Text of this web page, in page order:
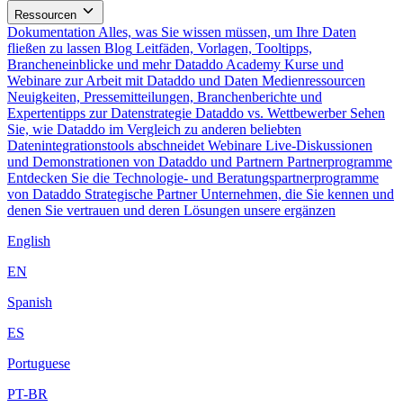
Ressourcen
Dokumentation Alles, was Sie wissen müssen, um Ihre Daten
fließen zu lassen Blog Leitfäden, Vorlagen, Tooltipps,
Brancheneinblicke und mehr Dataddo Academy Kurse und
Webinare zur Arbeit mit Dataddo und Daten Medienressourcen
Neuigkeiten, Pressemitteilungen, Branchenberichte und
Expertentipps zur Datenstrategie Dataddo vs. Wettbewerber Sehen
Sie, wie Dataddo im Vergleich zu anderen beliebten
Datenintegrationstools abschneidet Webinare Live-Diskussionen
und Demonstrationen von Dataddo und Partnern Partnerprogramme
Entdecken Sie die Technologie- und Beratungspartnerprogramme
von Dataddo Strategische Partner Unternehmen, die Sie kennen und
denen Sie vertrauen und deren Lösungen unsere ergänzen
English
EN
Spanish
ES
Portuguese
PT-BR